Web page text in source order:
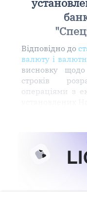
Відповідно до
валюту і
висновку
строків
операціями з